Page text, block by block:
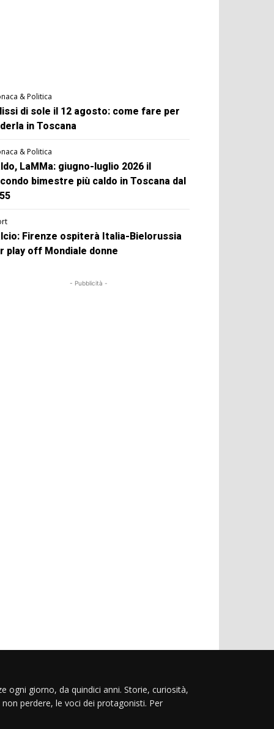
& Politica
di sole il 12 agosto: come fare per
in Toscana
& Politica
LaMMa: giugno-luglio 2026 il
bimestre più caldo in Toscana dal
Firenze ospiterà Italia-Bielorussia
play off Mondiale donne
- Pubblicità -
ogni giorno, da quindici anni. Storie, curiosità,
perdere, le voci dei protagonisti. Per